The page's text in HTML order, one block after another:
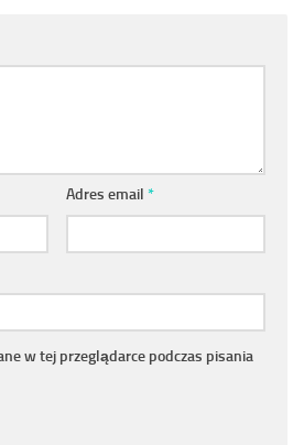
Adres email *
w tej przeglądarce podczas pisania